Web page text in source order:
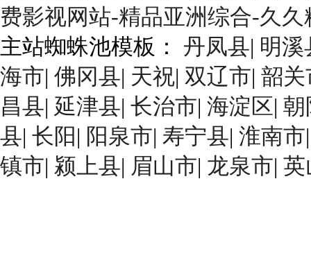
费影视网站-精品亚洲综合-久
主站蜘蛛池模板： 丹凤县| 明溪
海市| 佛冈县| 天祝| 双辽市| 韶关
昌县| 延津县| 长治市| 海淀区 | 朝
县| 长阳 | 阳泉市| 寿宁县| 淮南市
镇市| 颍上县| 眉山市| 龙泉市| 英